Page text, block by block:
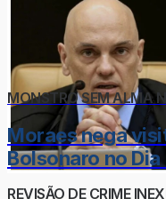
MONSTRO SEM ALMA
Moraes nega
Bolsonaro no
REVISÃO DE CRIME